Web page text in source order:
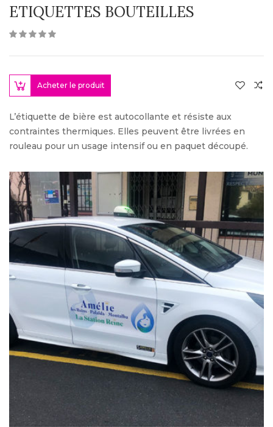
ETIQUETTES BOUTEILLES
Acheter le produit
L’étiquette de bière est autocollante et résiste aux
contraintes thermiques. Elles peuvent être livrées en
rouleau pour un usage intensif ou en paquet découpé.